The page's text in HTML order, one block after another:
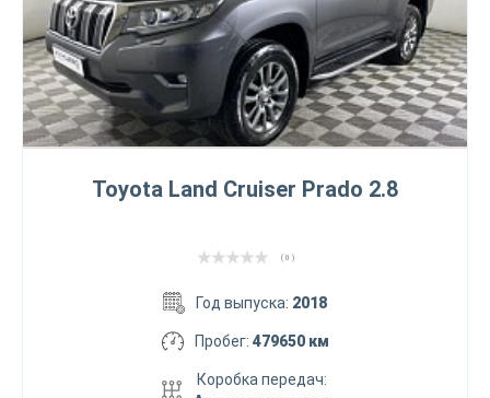
Toyota Land Cruiser Prado 2.8
( 0 )
Год выпуска: 2018
Пробег: 479650 км
Коробка передач: